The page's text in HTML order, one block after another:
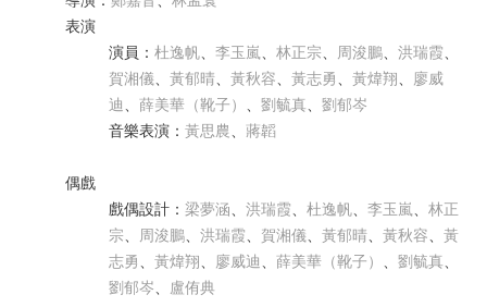
表演
演員 ： 杜逸帆、 李玉嵐、 林正宗、 周浚鵬、 洪瑞霞、
賀湘儀、 黃郁晴、 黃秋容、 黃志勇、 黃煒翔、 廖威
迪、 薛美華（靴子） 、 劉毓真、 劉郁岑
音樂表演 ： 黃思農、 蔣韜
偶戲
戲偶設計 ： 梁夢涵、 洪瑞霞、 杜逸帆、 李玉嵐、 林正
宗、 周浚鵬、 洪瑞霞、 賀湘儀、 黃郁晴、 黃秋容、 黃
志勇、 黃煒翔、 廖威迪、 薛美華（靴子） 、 劉毓真、
劉郁岑、 盧侑典